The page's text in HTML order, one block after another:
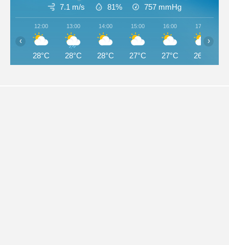
7.1 m/s 81% 757 mmHg
12:00
28°C
13:00
28°C
14:00
28°C
15:00
27°C
16:00
27°C
17:00
26°C
‹ ›